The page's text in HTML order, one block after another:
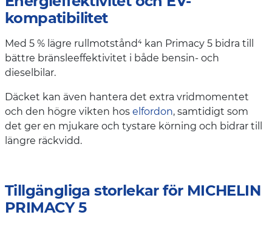
kompatibilitet
Med 5 % lägre rullmotstånd⁴ kan Primacy 5 bidra till
bättre bränsleeffektivitet i både bensin- och
dieselbilar.
Däcket kan även hantera det extra vridmomentet
och den högre vikten hos elfordon, samtidigt som
det ger en mjukare och tystare körning och bidrar till
längre räckvidd.
Tillgängliga storlekar för MICHELIN
PRIMACY 5